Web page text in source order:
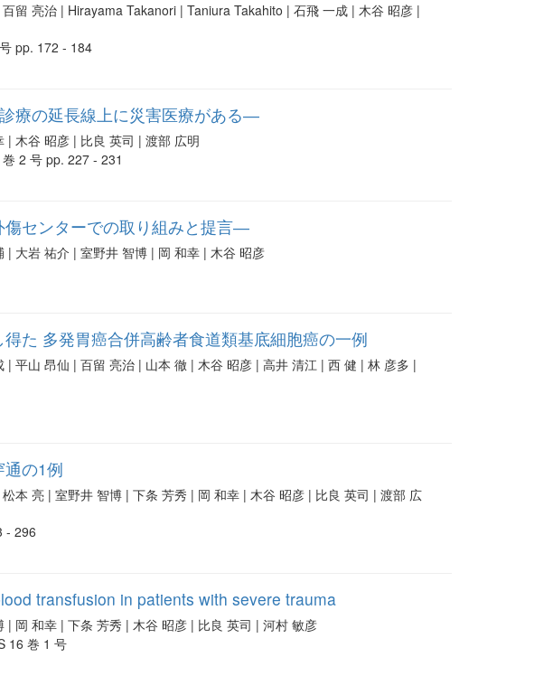
留 亮治 | Hirayama Takanori | Taniura Takahito | 石飛 一成 | 木谷 昭彦 |
pp. 172 - 184
療の延長線上に災害医療がある―
| 木谷 昭彦 | 比良 英司 | 渡部 広明
2 号 pp. 227 - 231
センターでの取り組みと提言―
大岩 祐介 | 室野井 智博 | 岡 和幸 | 木谷 昭彦
た 多発胃癌合併高齢者食道類基底細胞癌の一例
平山 昂仙 | 百留 亮治 | 山本 徹 | 木谷 昭彦 | 高井 清江 | 西 健 | 林 彦多 |
の1例
本 亮 | 室野井 智博 | 下条 芳秀 | 岡 和幸 | 木谷 昭彦 | 比良 英司 | 渡部 広
- 296
transfusion in patients with severe trauma
岡 和幸 | 下条 芳秀 | 木谷 昭彦 | 比良 英司 | 河村 敏彦
16 巻 1 号